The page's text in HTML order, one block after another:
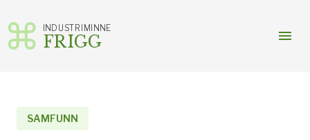
innhold
menu
INDUSTRIMINNE
FRIGG
SAMFUNN